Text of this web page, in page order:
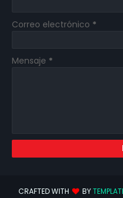
Correo electrónico *
Mensaje *
CRAFTED WITH BY